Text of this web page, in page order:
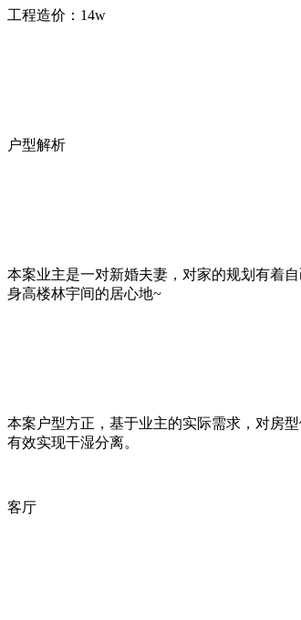
工程造价：14w
户型解析
本案业主是一对新婚夫妻，对家的规划有着
身高楼林宇间的居心地~
本案户型方正，基于业主的实际需求，对房
有效实现干湿分离。
客厅